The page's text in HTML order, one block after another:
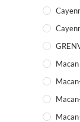
Macan